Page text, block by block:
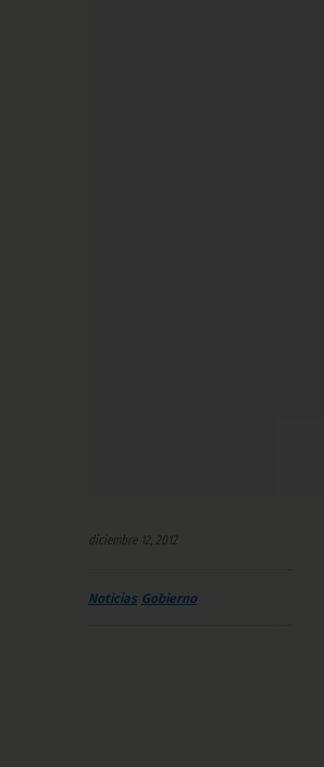
diciembre 12, 2012
Noticias Gobierno